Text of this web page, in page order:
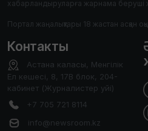
хабарландыруларға жарнама беруші
Портал жаңалықтары 18 жастан асқан
Контакты
Астана каласы, Менгілік
Ел кешесі, 8, 17В блок, 204-
кабинет (Журналистер уйі)
+7 705 721 8114
info@newsroom.kz